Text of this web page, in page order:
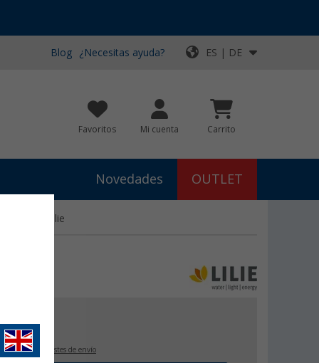
Blog ¿Necesitas ayuda? ES | DE
Favoritos Mi cuenta Carrito
Novedades OUTLET
V / 4 W Lilie
€
incluido + Costes de envío